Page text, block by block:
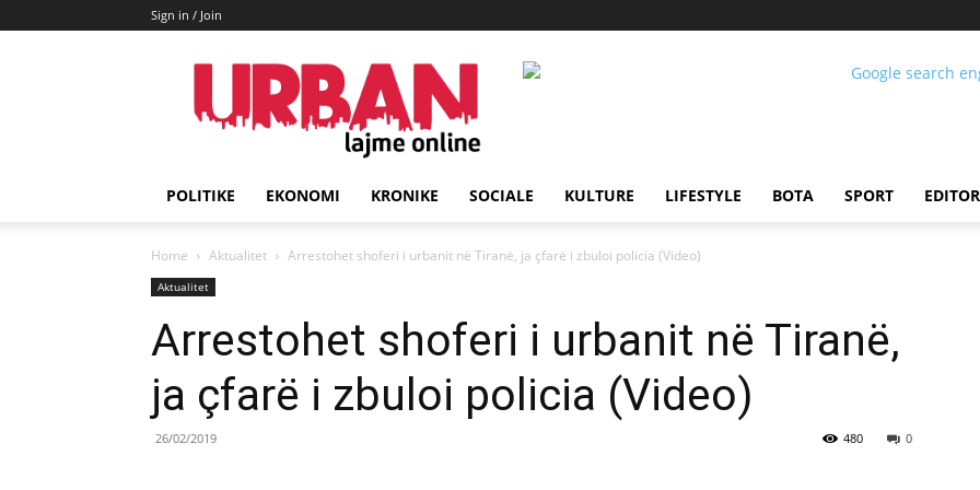
Sign in / Join
URBAN
Lajme
POLITIKE EKONOMI KRONIKE SOCIALE KULTURE LIFESTYLE BOTA SPORT
Home Aktualitet Arrestohet shoferi i urbanit në Tiranë, ja çfarë i zbuloi policia (Video)
Aktualitet
Arrestohet shoferi i urbanit në Tiranë,
ja çfarë i zbuloi policia (Video)
26/02/2019 0
480